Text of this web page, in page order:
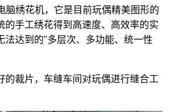
脑绣花机，它是目前玩偶精美图形的
的手工绣花得到高速度、高效率的实
法达到的"多层次、多功能、统一性
的裁片，车缝车间对玩偶进行缝合工